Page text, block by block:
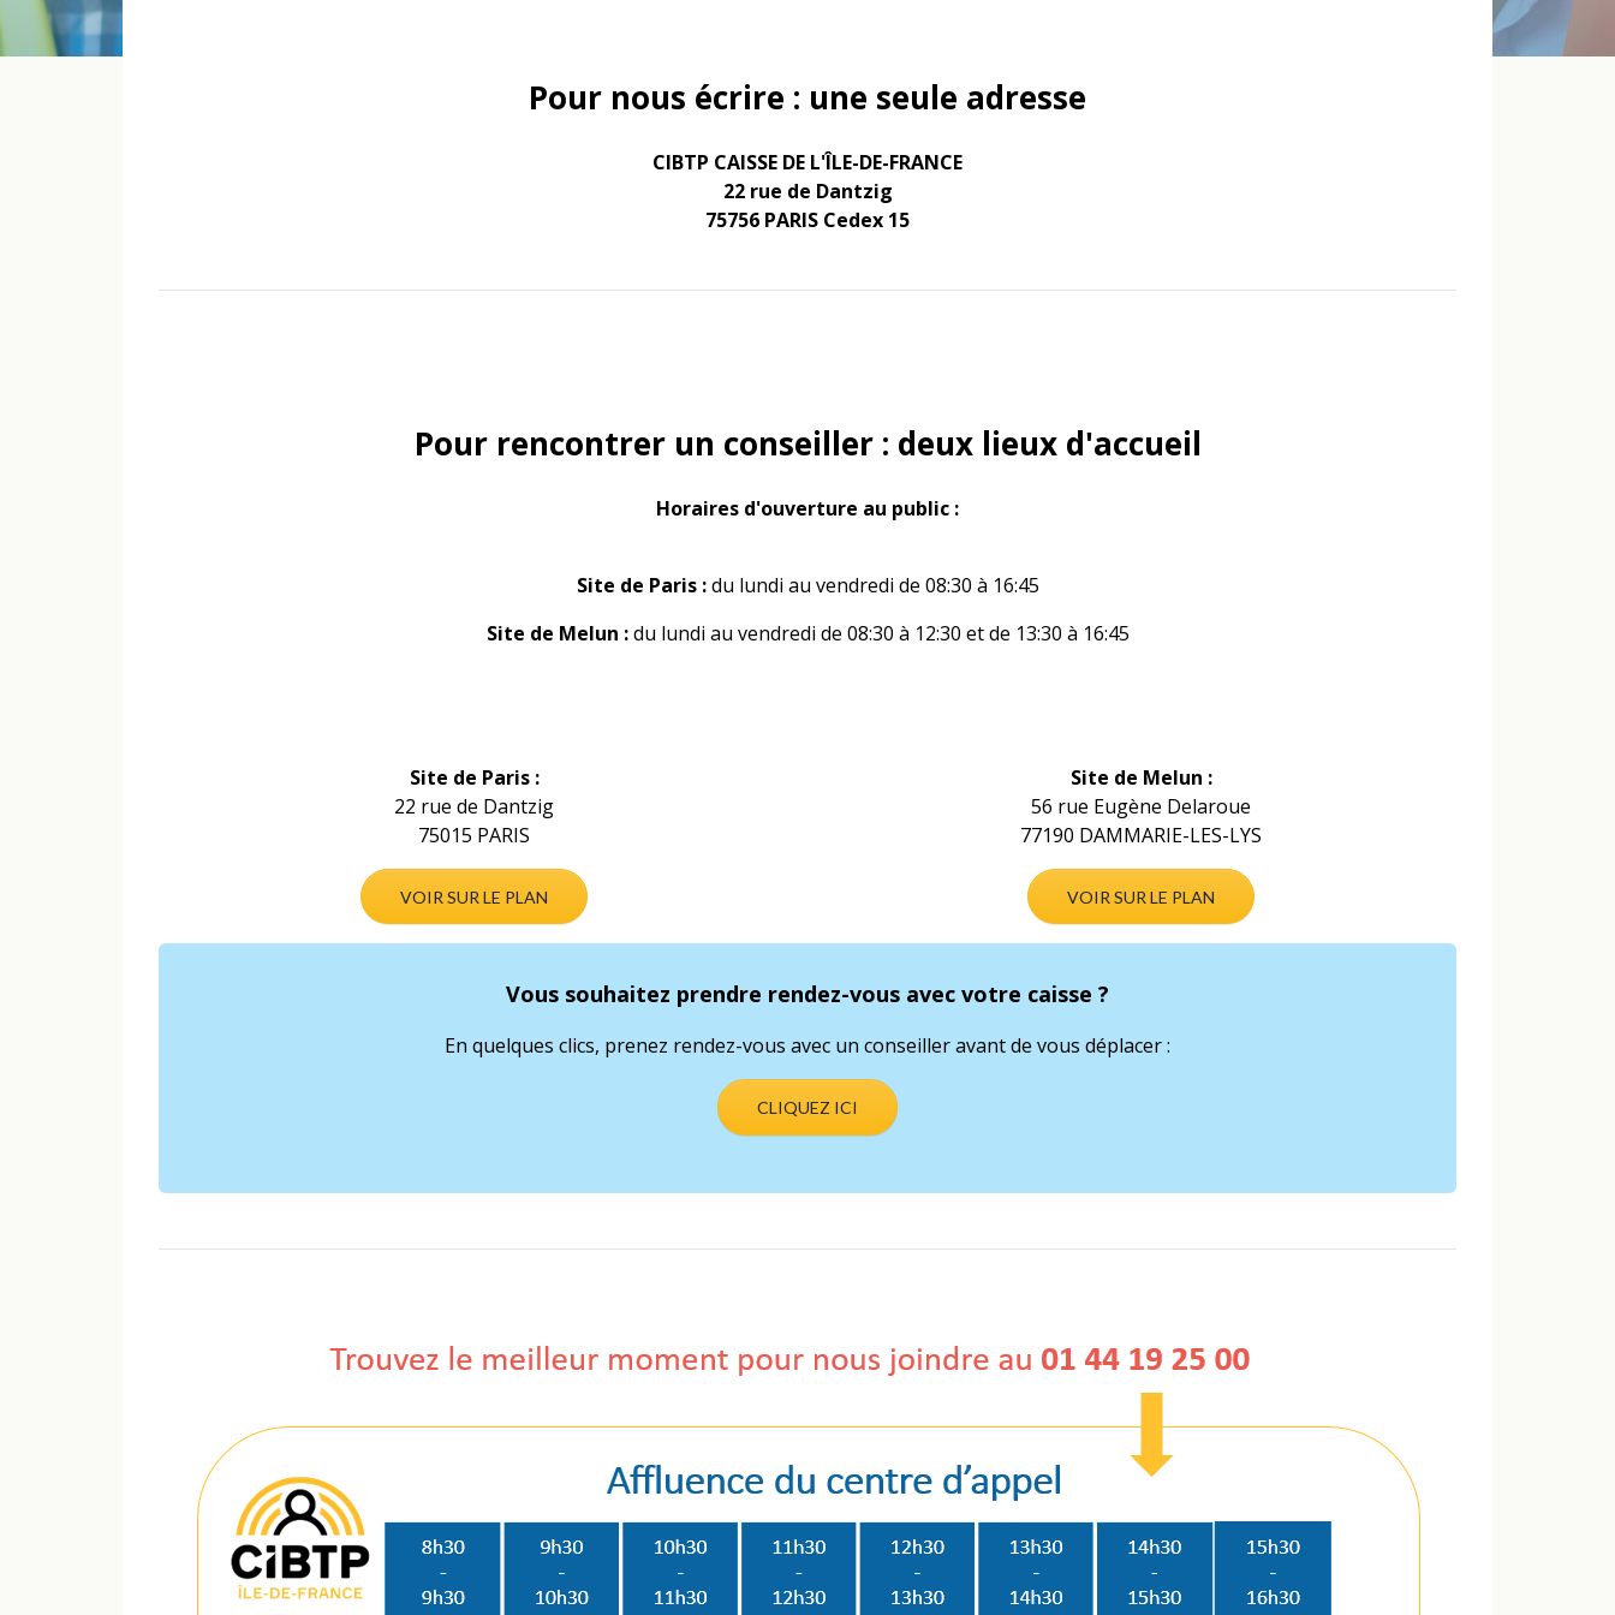
Pour nous écrire : une seule adresse
CIBTP CAISSE DE L'ÎLE-DE-FRANCE
22 rue de Dantzig
75756 PARIS Cedex 15
Pour rencontrer un conseiller : deux lieux d'accueil
Horaires d'ouverture au public :
Site de Paris :du lundi au vendredi de 08:30 à 16:45
Site de Melun :du lundi au vendredi de 08:30 à 12:30 et de 13:30 à 16:45
Site de Paris :
22 rue de Dantzig
75015 PARIS
VOIR SUR LE PLAN
Site de Melun :
56 rue Eugène Delaroue
77190 DAMMARIE-LES-LYS
VOIR SUR LE PLAN
Vous souhaitez prendre rendez-vous avec votre caisse ?
En quelques clics, prenez rendez-vous avec un conseiller avant de vous déplacer :
CLIQUEZ ICI